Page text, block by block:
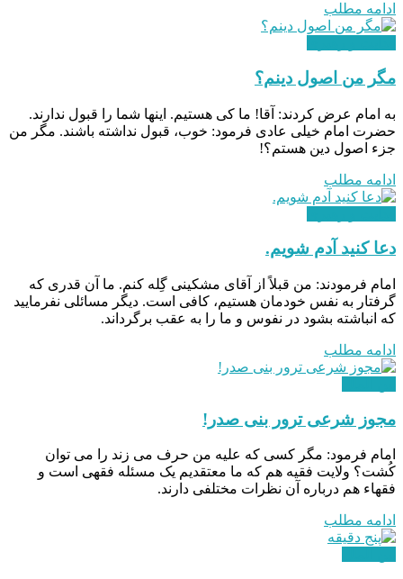
ادامه مطلب
مگر من اصول دینم؟
به امام عرض کردند: آقا! ما کی هستیم. اینها شما را قبول ندارند.
حضرت امام خیلی عادی فرمود: خوب، قبول نداشته باشند. مگر من
جزء اصول دین هستم؟!
ادامه مطلب
دعا کنید آدم شویم.
امام فرمودند: من قبلاً از آقای مشكینی گِله كنم. ما آن‌ قدری كه
گرفتار به نفس خودمان هستیم، كافی است. دیگر مسائلی نفرمایید
كه انباشته بشود در نفوس و ما را به عقب برگرداند.
ادامه مطلب
مجوز شرعی ترور بنی صدر!
امام فرمود: مگر کسی که علیه من حرف می زند را می توان
کُشت؟ ولایت فقیه هم که ما معتقدیم یک مسئله فقهی است و
فقهاء هم درباره آن نظرات مختلفی دارند.
ادامه مطلب